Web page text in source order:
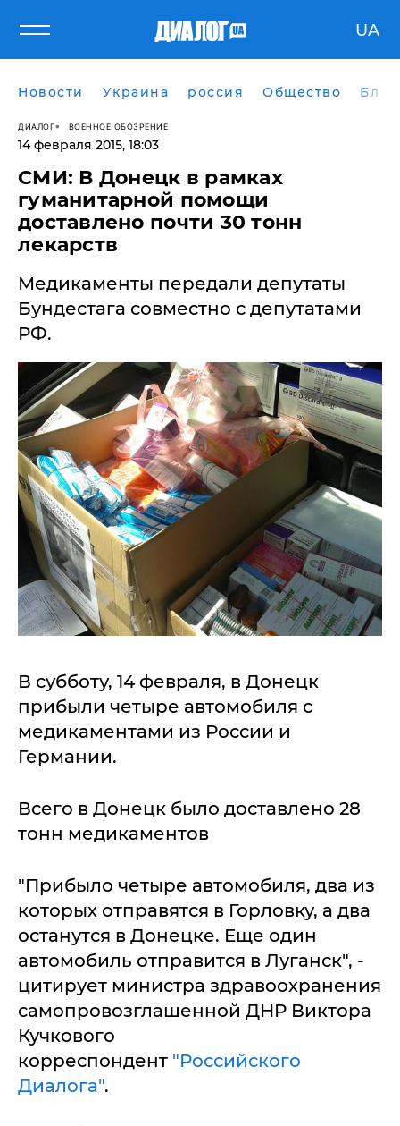
UA
Новости Украина россия Общество
ДИАЛОГ ВОЕННОЕ ОБОЗРЕНИЕ
14 февраля 2015, 18:03
СМИ: В Донецк в рамках
гуманитарной помощи
доставлено почти 30 тонн
лекарств
Медикаменты передали депутаты
Бундестага совместно с депутатами
РФ.
В субботу, 14 февраля, в Донецк
прибыли четыре автомобиля с
медикаментами из России и
Германии.
Всего в Донецк было доставлено 28
тонн медикаментов
"Прибыло четыре автомобиля, два из
которых отправятся в Горловку, а два
останутся в Донецке. Еще один
автомобиль отправится в Луганск", -
цитирует министра здравоохранения
самопровозглашенной ДНР Виктора
Кучкового
корреспондент "Российского
Диалога".